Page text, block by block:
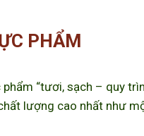
PHẨM
“tươi, sạch – quy
lượng cao nhất như